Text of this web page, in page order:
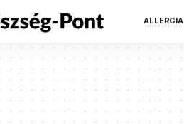
ALLERGIA